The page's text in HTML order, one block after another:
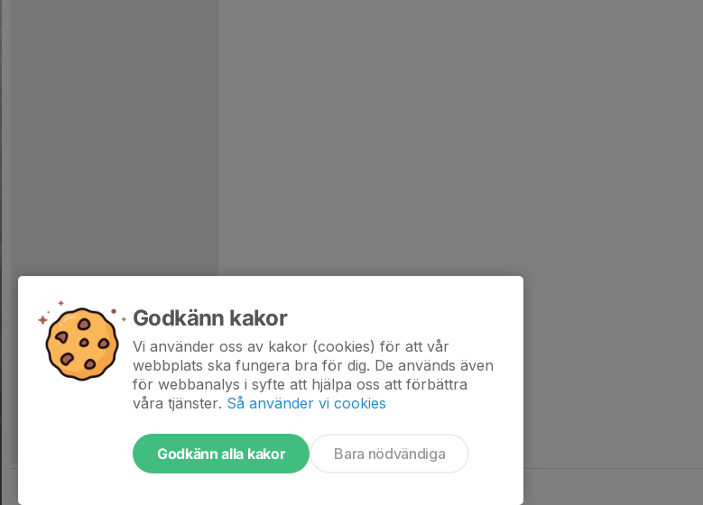
Godkänn kakor
Vi använder oss av kakor (cookies) för att vår
webbplats ska fungera bra för dig. De används även
för webbanalys i syfte att hjälpa oss att förbättra
våra tjänster. Så använder vi cookies
Godkänn alla kakor Bara nödvändiga